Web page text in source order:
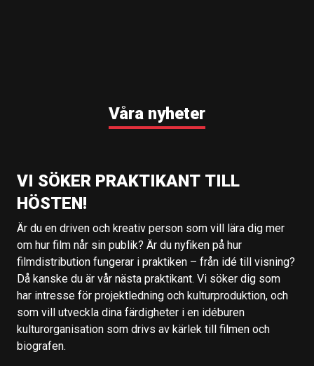
Våra nyheter
VI SÖKER PRAKTIKANT TILL
HÖSTEN!
Är du en driven och kreativ person som vill lära dig mer
om hur film når sin publik? Är du nyfiken på hur
filmdistribution fungerar i praktiken – från idé till visning?
Då kanske du är vår nästa praktikant. Vi söker dig som
har intresse för projektledning och kulturproduktion, och
som vill utveckla dina färdigheter i en idéburen
kulturorganisation som drivs av kärlek till filmen och
biografen.